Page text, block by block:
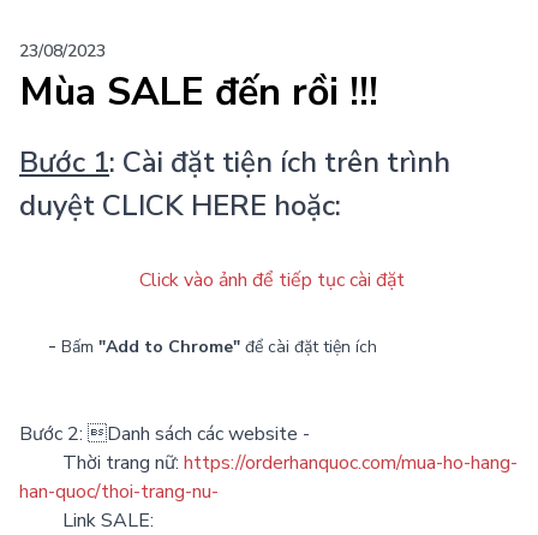
23/08/2023
Mùa SALE đến rồi !!!
Bước 1: Cài đặt tiện ích trên trình
duyệt CLICK HERE hoặc:
Click vào ảnh để tiếp tục cài đặt
- Bấm "Add to Chrome" để cài đặt tiện ích
Bước 2: Danh sách các website -
Thời trang nữ: https://orderhanquoc.com/mua-ho-hang-
han-quoc/thoi-trang-nu-
Link SALE: